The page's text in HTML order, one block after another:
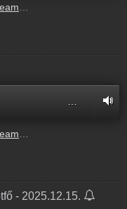
idoszaka-4.mp3
1.mp3
- 2025.12.15.